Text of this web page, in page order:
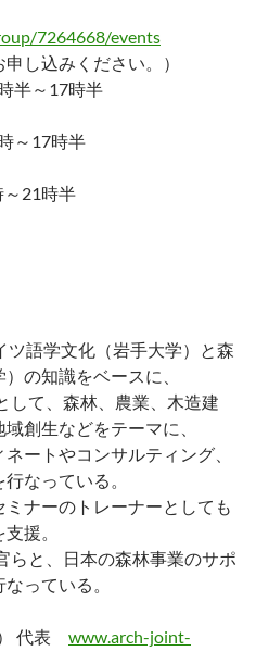
7264668/events
し込みください。）
半～17時半
～17時半
21時半
語学文化（岩手大学）と森
の知識をベースに、
して、森林、農業、木造建
創生などをテーマに、
ートやコンサルティング、
なっている。
ナーのトレーナーとしても
援。
らと、日本の森林事業のサポ
っている。
代表 www.arch-joint-